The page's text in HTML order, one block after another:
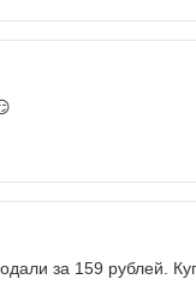
за 159 рублей.